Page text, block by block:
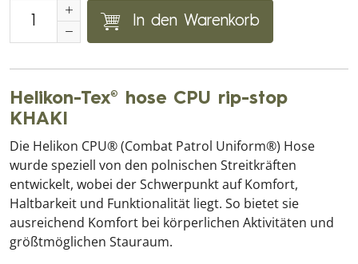
In den Warenkorb
Helikon-Tex® hose CPU rip-stop
KHAKI
Die Helikon CPU® (Combat Patrol Uniform®) Hose
wurde speziell von den polnischen Streitkräften
entwickelt, wobei der Schwerpunkt auf Komfort,
Haltbarkeit und Funktionalität liegt. So bietet sie
ausreichend Komfort bei körperlichen Aktivitäten und
größtmöglichen Stauraum.